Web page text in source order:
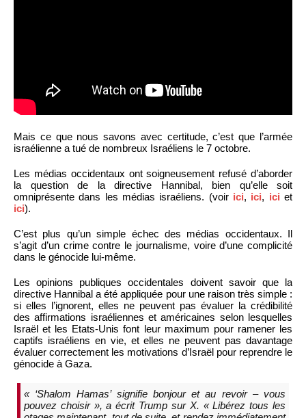
Mais ce que nous savons avec certitude, c’est que l’armée
israélienne a tué de nombreux Israéliens le 7 octobre.
Les médias occidentaux ont soigneusement refusé d’aborder
la question de la directive Hannibal, bien qu’elle soit
omniprésente dans les médias israéliens. (voir ici, ici, ici et
ici).
C’est plus qu’un simple échec des médias occidentaux. Il
s’agit d’un crime contre le journalisme, voire d’une complicité
dans le génocide lui-même.
Les opinions publiques occidentales doivent savoir que la
directive Hannibal a été appliquée pour une raison très simple :
si elles l’ignorent, elles ne peuvent pas évaluer la crédibilité
des affirmations israéliennes et américaines selon lesquelles
Israël et les Etats-Unis font leur maximum pour ramener les
captifs israéliens en vie, et elles ne peuvent pas davantage
évaluer correctement les motivations d’Israël pour reprendre le
génocide à Gaza.
« ‘Shalom Hamas’ signifie bonjour et au revoir – vous
pouvez choisir », a écrit Trump sur X. « Libérez tous les